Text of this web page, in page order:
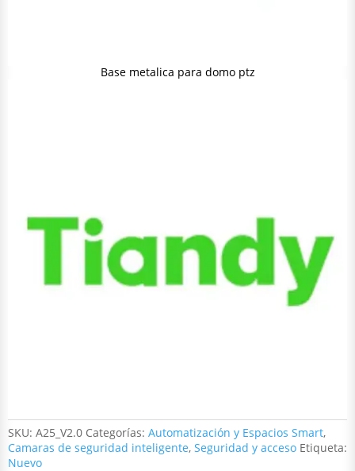
Base metalica para domo ptz
SKU: A25_V2.0 Categorías: Automatización y Espacios Smart,
Camaras de seguridad inteligente, Seguridad y acceso Etiqueta:
Nuevo